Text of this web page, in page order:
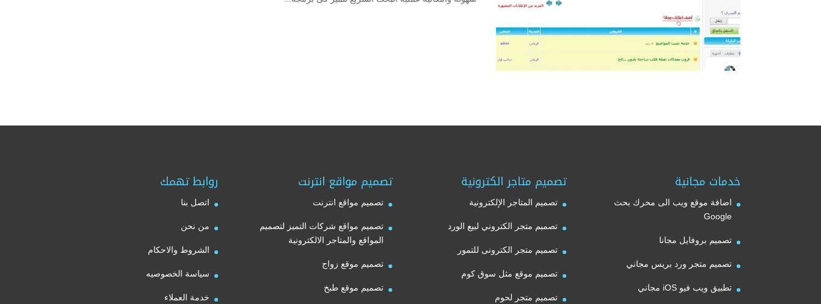
خدمات مجانية
اضافة موقع ويب الى محرك بحث
Google
تصميم بروفايل مجانا
تصميم متجر ورد بريس مجاني
تطبيق ويب فيو iOS مجاني
تصميم متاجر الكترونية
تصميم المتاجر الإلكترونية
تصميم متجر الكتروني لبيع الورد
تصميم متجر الكترونى للتمور
تصميم موقع مثل سوق كوم
تصميم متجر لحوم
تصميم مواقع انترنت
تصميم مواقع انترنت
تصميم مواقع شركات التميز لتصميم
المواقع والمتاجر الالكترونية
تصميم موقع زواج
تصميم موقع طبخ
روابط تهمك
اتصل بنا
من نحن
الشروط والاحكام
سياسة الخصوصيه
خدمة العملاء